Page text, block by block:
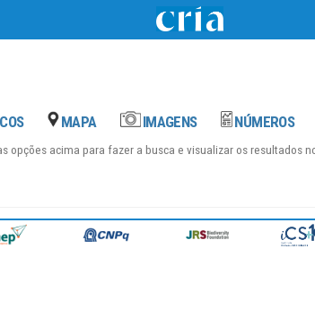
opções acima para fazer a busca e visualizar os resultados